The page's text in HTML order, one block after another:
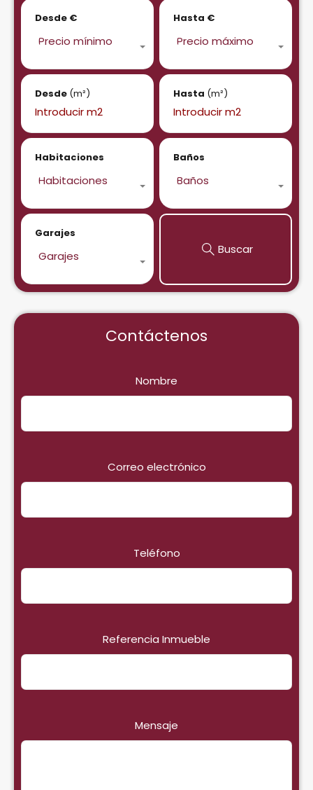
Desde €
Precio mínimo
Hasta €
Precio máximo
Desde (m²) Hasta (m²)
Habitaciones
Habitaciones
Baños
Baños
Garajes
Garajes Buscar
Contáctenos
Nombre
Correo electrónico
Teléfono
Referencia Inmueble
Mensaje